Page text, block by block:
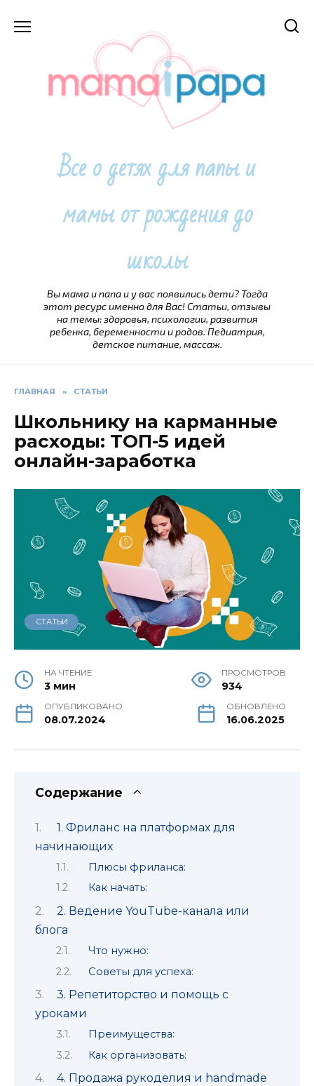
Все о детях для папы и
мамы от рождения до
школы
Вы мама и папа и у вас появились дети? Тогда
этот ресурс именно для Вас! Статьи, отзывы
на темы: здоровья, психологии, развития
ребенка, беременности и родов. Педиатрия,
детское питание, массаж.
ГЛАВНАЯ » СТАТЬИ
Школьнику на карманные
расходы: ТОП-5 идей
онлайн-заработка
СТАТЬИ
НА ЧТЕНИЕ
3 мин
ПРОСМОТРОВ
934
ОПУБЛИКОВАНО
08.07.2024
ОБНОВЛЕНО
16.06.2025
Содержание
1. Фриланс на платформах для
начинающих
Плюсы фриланса:
Как начать:
2. Ведение YouTube-канала или
блога
Что нужно:
Советы для успеха:
3. Репетиторство и помощь с
уроками
Преимущества:
Как организовать:
4. Продажа рукоделия и handmade